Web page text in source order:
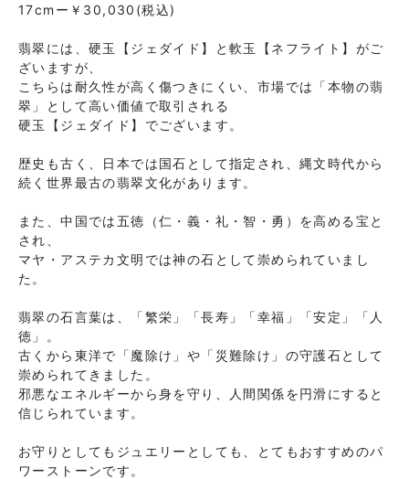
17cmー￥30,030(税込)
翡翠には、硬玉【ジェダイド】と軟玉【ネフライト】がご
ざいますが、
こちらは耐久性が高く傷つきにくい、市場では「本物の翡
翠」として高い価値で取引される
硬玉【ジェダイド】でございます。
歴史も古く、日本では国石として指定され、縄文時代から
続く世界最古の翡翠文化があります。
また、中国では五徳（仁・義・礼・智・勇）を高める宝と
され、
マヤ・アステカ文明では神の石として崇められていまし
た。
翡翠の石言葉は、「繁栄」「長寿」「幸福」「安定」「人
徳」。
古くから東洋で「魔除け」や「災難除け」の守護石として
崇められてきました。
邪悪なエネルギーから身を守り、人間関係を円滑にすると
信じられています。
お守りとしてもジュエリーとしても、とてもおすすめのパ
ワーストーンです。